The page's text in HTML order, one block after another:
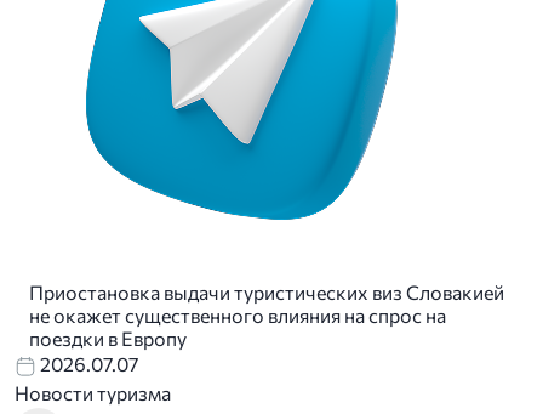
Приостановка выдачи туристических виз Словакией
не окажет существенного влияния на спрос на
поездки в Европу
2026.07.07
Новости туризма